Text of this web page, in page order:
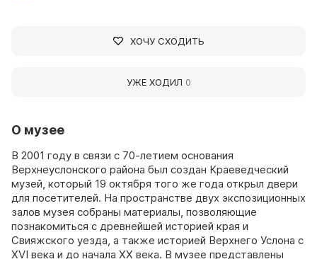
О музее
В 2001 году в связи с 70-летием основания
Верхнеуслонского района был создан Краеведческий
музей, который 19 октября того же года открыл двери
для посетителей. На пространстве двух экспозиционных
залов музея собраны материалы, позволяющие
познакомиться с древнейшей историей края и
Свияжского уезда, а также историей Верхнего Услона с
XVI века и до начала ХХ века. В музее представлены
ХОЧУ СХОДИТЬ
УЖЕ ХОДИЛ 0